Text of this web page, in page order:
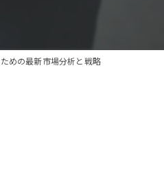
めの最新市場分析と戦略